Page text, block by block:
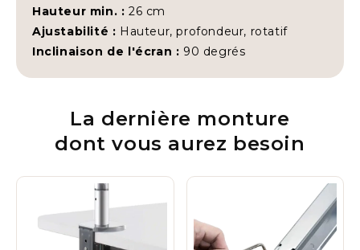
Hauteur min. : 26 cm
Ajustabilité : Hauteur, profondeur, rotatif
Inclinaison de l'écran : 90 degrés
La dernière monture
dont vous aurez besoin